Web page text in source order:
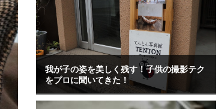
我が子の姿を美しく残す！子供の撮影テク
をプロに聞いてきた！